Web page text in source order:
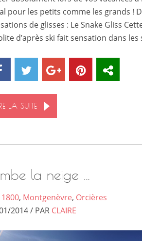
pour les petits comme les grands !
de glisses : Le Snake Gliss
d’après ski fait sensation dans
LA SUITE
la neige …
, Montgenèvre, Orcières
2014 / PAR CLAIRE